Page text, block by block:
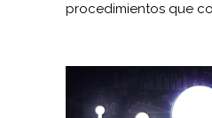
procedimientos que